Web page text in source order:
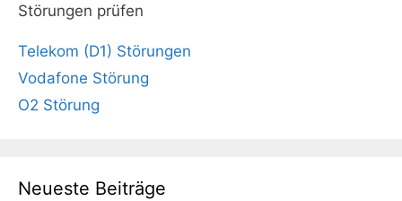
Störungen prüfen
Telekom (D1) Störungen
Vodafone Störung
O2 Störung
Neueste Beiträge